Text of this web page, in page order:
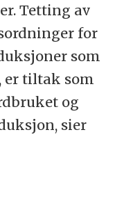
Tetting av
for
som
tiltak som
og
sier